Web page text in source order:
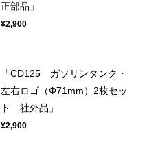
正部品」
¥2,900
「CD125 ガソリンタンク・
左右ロゴ（Φ71mm）2枚セッ
ト 社外品」
¥2,900